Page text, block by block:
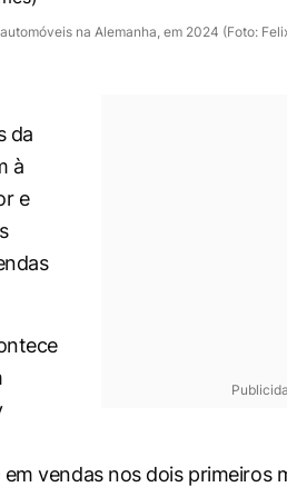
na Alemanha, em 2024 (Foto:
da
à
e
vendas nos dois primeiros